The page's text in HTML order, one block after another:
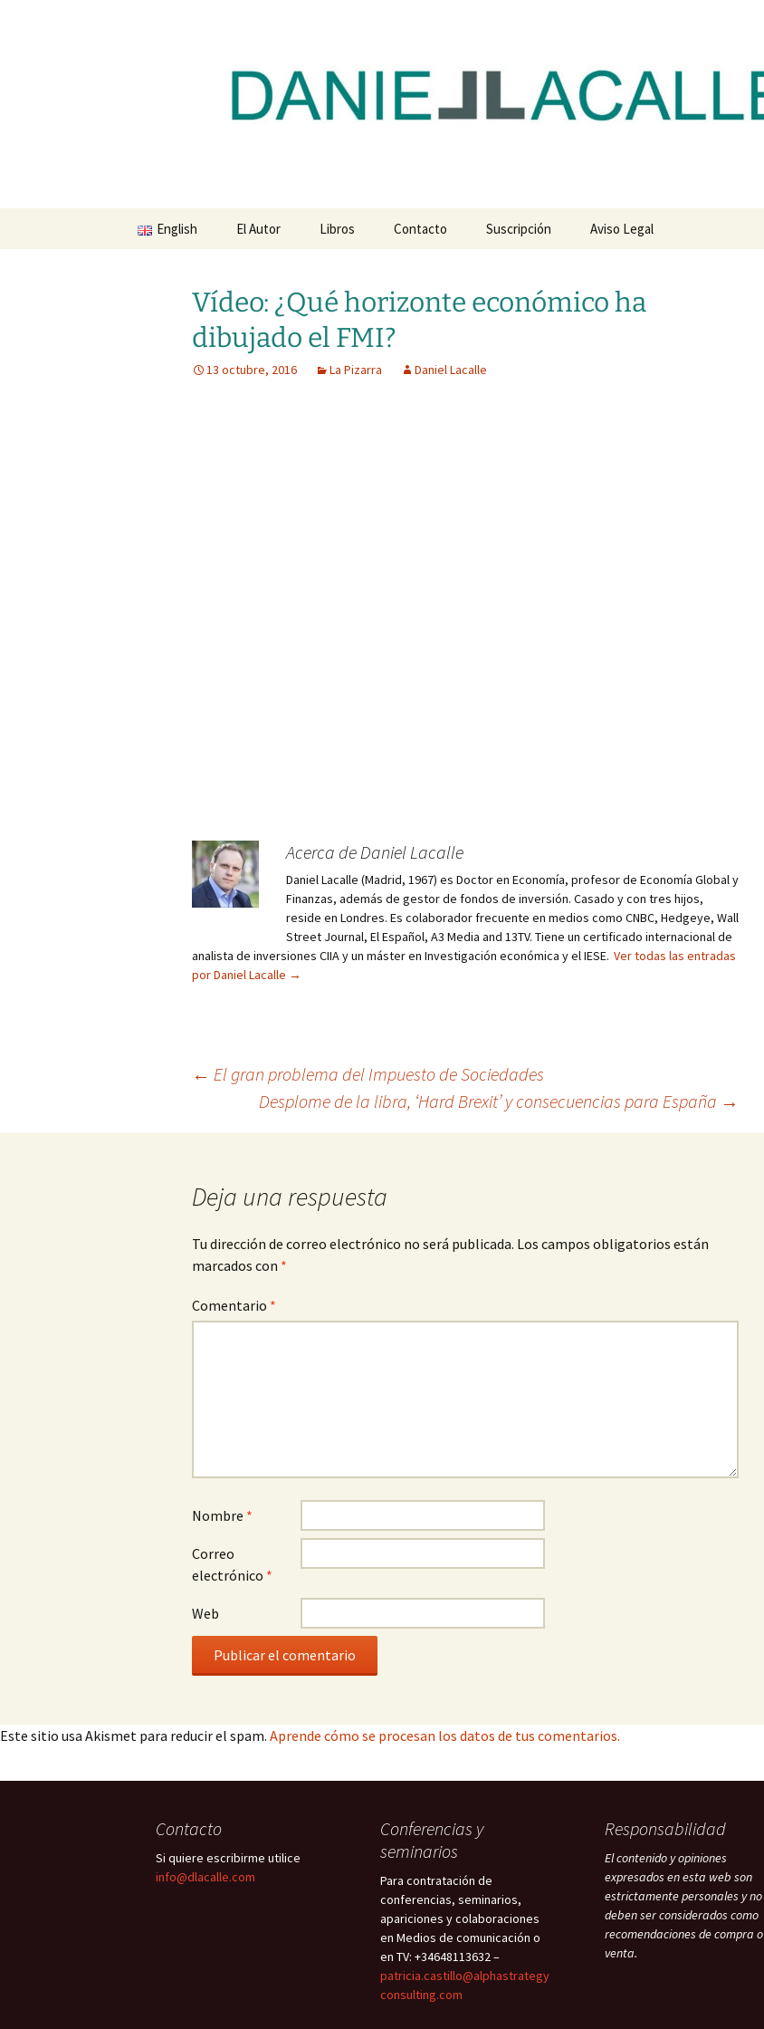
dlacalle.com
English El Autor Libros Contacto Suscripción Aviso Legal
Vídeo: ¿Qué horizonte económico ha
dibujado el FMI?
13 octubre, 2016 La Pizarra Daniel Lacalle
Acerca de Daniel Lacalle
Daniel Lacalle (Madrid, 1967) es Doctor en Economía, profesor de Economía Global y
Finanzas, además de gestor de fondos de inversión. Casado y con tres hijos,
reside en Londres. Es colaborador frecuente en medios como CNBC, Hedgeye, Wall
Street Journal, El Español, A3 Media and 13TV. Tiene un certificado internacional de
analista de inversiones CIIA y un máster en Investigación económica y el IESE. Ver todas las entradas
por Daniel Lacalle →
← El gran problema del Impuesto de Sociedades
Desplome de la libra, ‘Hard Brexit’ y consecuencias para España →
Deja una respuesta
Tu dirección de correo electrónico no será publicada. Los campos obligatorios están
marcados con *
Comentario *
Nombre *
Correo
electrónico *
Web
Este sitio usa Akismet para reducir el spam. Aprende cómo se procesan los datos de tus comentarios.
Contacto
Si quiere escribirme utilice
info@dlacalle.com
Conferencias y
seminarios
Para contratación de
conferencias, seminarios,
apariciones y colaboraciones
en Medios de comunicación o
en TV: +34648113632 –
patricia.castillo@alphastrategy
consulting.com
Responsabilidad
El contenido y opiniones
expresados en esta web son
estrictamente personales y no
deben ser considerados como
recomendaciones de compra o
venta.